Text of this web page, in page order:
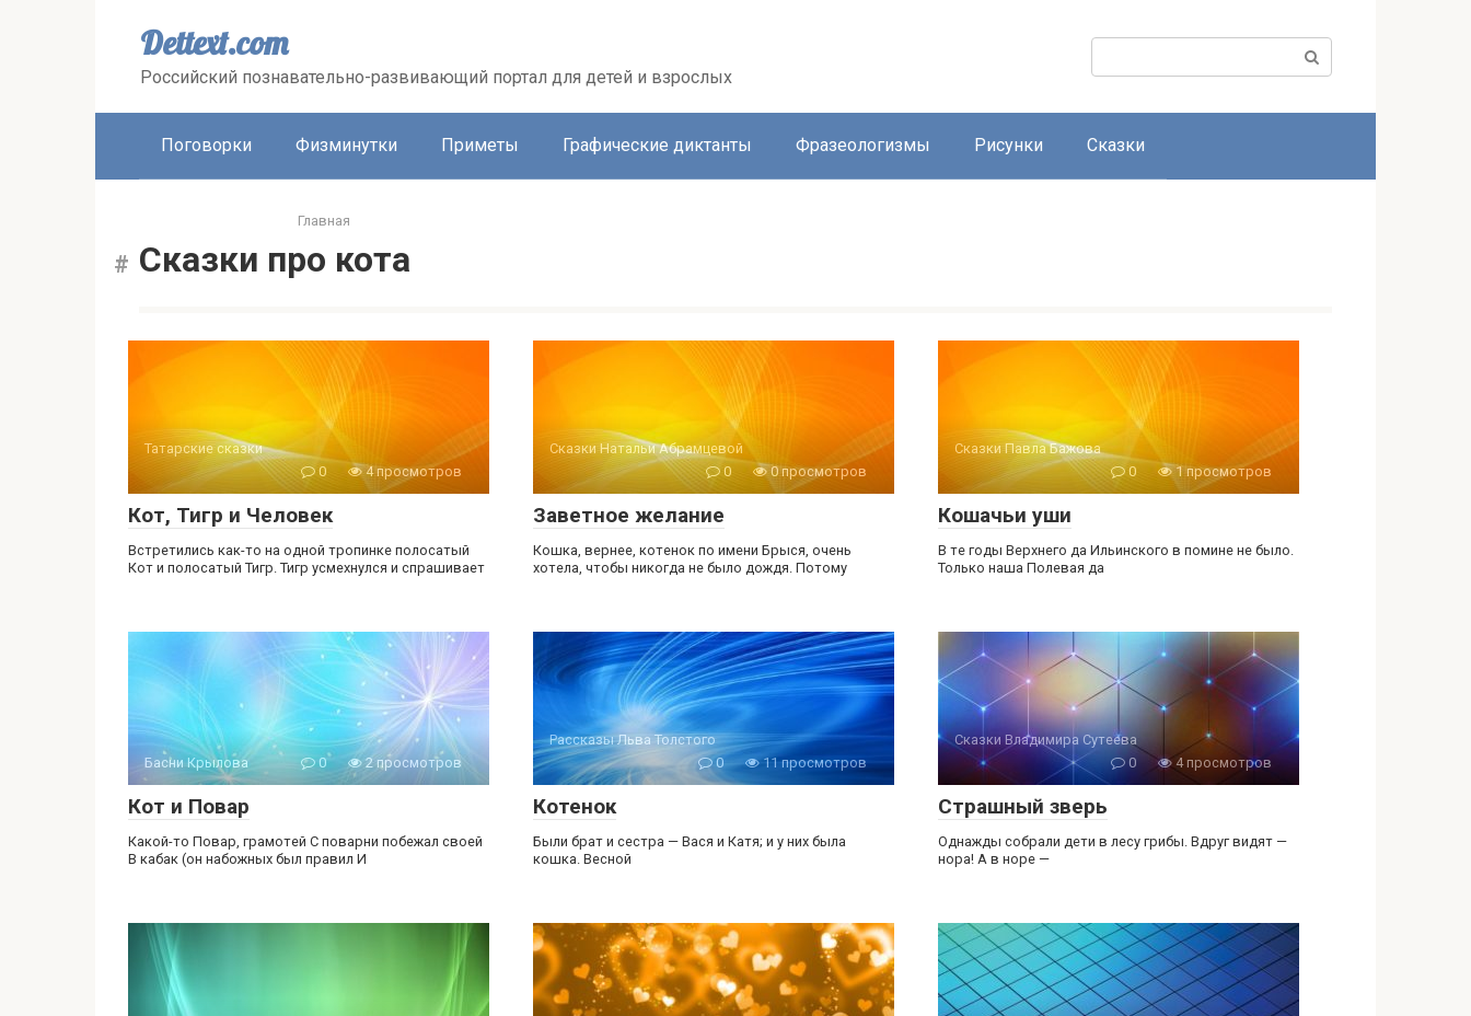
Dettext.com
Российский познавательно-развивающий портал для детей и взрослых
Поиск:
Поговорки Физминутки Приметы Графические диктанты Фразеологизмы Рисунки Сказки
Главная
Сказки про кота
Татарские сказки
0
4 просмотров
Кот, Тигр и Человек
Встретились как-то на одной тропинке полосатый
Кот и полосатый Тигр. Тигр усмехнулся и спрашивает
Сказки Натальи Абрамцевой
0
0 просмотров
Заветное желание
Кошка, вернее, котенок по имени Брыся, очень
хотела, чтобы никогда не было дождя. Потому
Сказки Павла Бажова
0
1 просмотров
Кошачьи уши
В те годы Верхнего да Ильинского в помине не было.
Только наша Полевая да
Басни Крылова 0 2 просмотров
Кот и Повар
Какой-то Повар, грамотей С поварни побежал своей
В кабак (он набожных был правил И
Рассказы Льва Толстого
0
11 просмотров
Котенок
Были брат и сестра — Вася и Катя; и у них была
кошка. Весной
Сказки Владимира Сутеева
0
4 просмотров
Страшный зверь
Однажды собрали дети в лесу грибы. Вдруг видят —
нора! А в норе —